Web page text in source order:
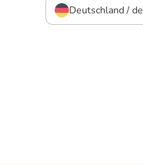
Deutschland / de